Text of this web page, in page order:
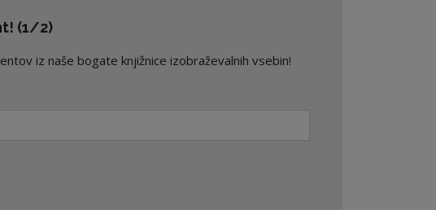
(1/2)
iz naše bogate knjižnice izobraževalnih vsebin!